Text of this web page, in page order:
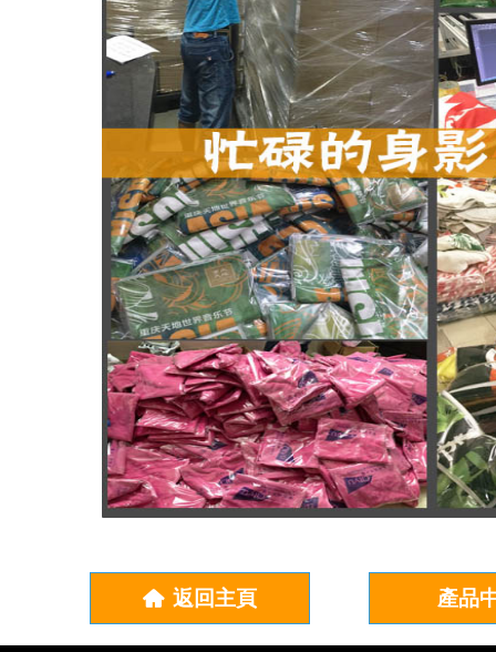
낀 返回主頁 產品